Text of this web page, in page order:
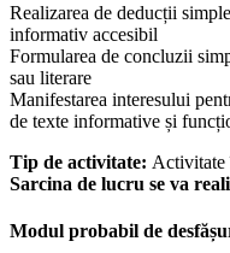
Realizarea de deducții
informativ accesibil
Formularea de concluzii
sau literare
Manifestarea interesului
de texte informative și
Tip de activitate: Activitate
Sarcina de lucru se va
Modul probabil de